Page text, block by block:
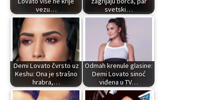
vezu…
svetski…
Demi Lovato čvrsto uz
Keshu: Ona je strašno
hrabra,…
Odmah krenule glasine:
Demi Lovato sinoć
viđena u TV…